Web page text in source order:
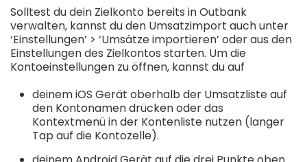
Solltest du dein Zielkonto bereits in Outbank
verwalten, kannst du den Umsatzimport auch unter
‘Einstellungen’ > ‘Umsätze importieren’ oder aus den
Einstellungen des Zielkontos starten. Um die
Kontoeinstellungen zu öffnen, kannst du auf
deinem iOS Gerät oberhalb der Umsatzliste auf
den Kontonamen drücken oder das
Kontextmenü in der Kontenliste nutzen (langer
Tap auf die Kontozelle).